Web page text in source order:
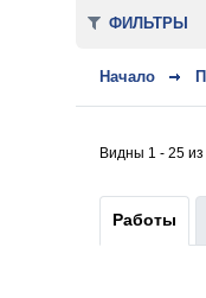
Начало
Видны 1 - 25
Работы
ФИЛЬТРЫ